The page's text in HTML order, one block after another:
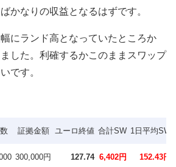
かなりの収益となるはずです。
にランド高となっていたところか
した。利確するかこのままスワップ
です。
証拠金額 ユーロ終値 合計SW 1日平均SW
300,000円 127.74 6,402円 152.43円